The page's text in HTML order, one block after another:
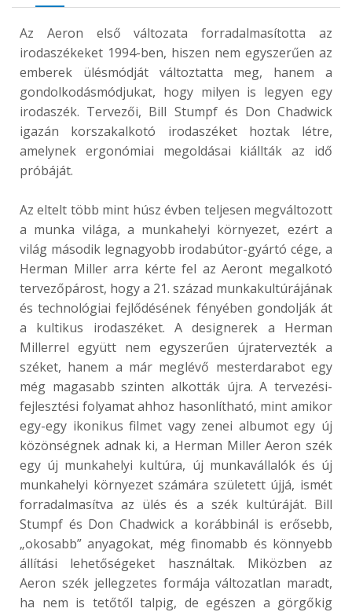
Az Aeron első változata forradalmasította az
irodaszékeket 1994-ben, hiszen nem egyszerűen az
emberek ülésmódját változtatta meg, hanem a
gondolkodásmódjukat, hogy milyen is legyen egy
irodaszék. Tervezői, Bill Stumpf és Don Chadwick
igazán korszakalkotó irodaszéket hoztak létre,
amelynek ergonómiai megoldásai kiállták az idő
próbáját.
Az eltelt több mint húsz évben teljesen megváltozott
a munka világa, a munkahelyi környezet, ezért a
világ második legnagyobb irodabútor-gyártó cége, a
Herman Miller arra kérte fel az Aeront megalkotó
tervezőpárost, hogy a 21. század munkakultúrájának
és technológiai fejlődésének fényében gondolják át
a kultikus irodaszéket. A designerek a Herman
Millerrel együtt nem egyszerűen újratervezték a
széket, hanem a már meglévő mesterdarabot egy
még magasabb szinten alkották újra. A tervezési-
fejlesztési folyamat ahhoz hasonlítható, mint amikor
egy-egy ikonikus filmet vagy zenei albumot egy új
közönségnek adnak ki, a Herman Miller Aeron szék
egy új munkahelyi kultúra, új munkavállalók és új
munkahelyi környezet számára született újjá, ismét
forradalmasítva az ülés és a szék kultúráját. Bill
Stumpf és Don Chadwick a korábbinál is erősebb,
„okosabb” anyagokat, még finomabb és könnyebb
állítási lehetőségeket használtak. Miközben az
Aeron szék jellegzetes formája változatlan maradt,
ha nem is tetőtől talpig, de egészen a görgőkig